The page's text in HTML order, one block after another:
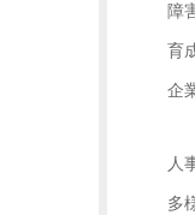
障
育
企
人
多